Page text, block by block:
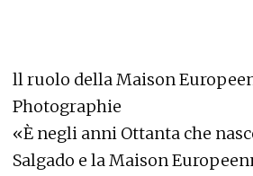
ll ruolo della Maison
Photographie
«È negli anni Ottanta che
Salgado e la Maison